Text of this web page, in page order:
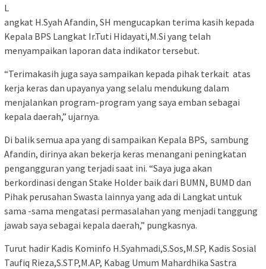
L
angkat H.Syah Afandin, SH mengucapkan terima kasih kepada
Kepala BPS Langkat Ir.Tuti Hidayati,M.Si yang telah
menyampaikan laporan data indikator tersebut.
“Terimakasih juga saya sampaikan kepada pihak terkait atas
kerja keras dan upayanya yang selalu mendukung dalam
menjalankan program-program yang saya emban sebagai
kepala daerah,” ujarnya.
Di balik semua apa yang di sampaikan Kepala BPS, sambung
Afandin, dirinya akan bekerja keras menangani peningkatan
pengangguran yang terjadi saat ini. “Saya juga akan
berkordinasi dengan Stake Holder baik dari BUMN, BUMD dan
Pihak perusahan Swasta lainnya yang ada di Langkat untuk
sama -sama mengatasi permasalahan yang menjadi tanggung
jawab saya sebagai kepala daerah,” pungkasnya.
Turut hadir Kadis Kominfo H.Syahmadi,S.Sos,M.SP, Kadis Sosial
Taufiq Rieza,S.STP,M.AP, Kabag Umum Mahardhika Sastra